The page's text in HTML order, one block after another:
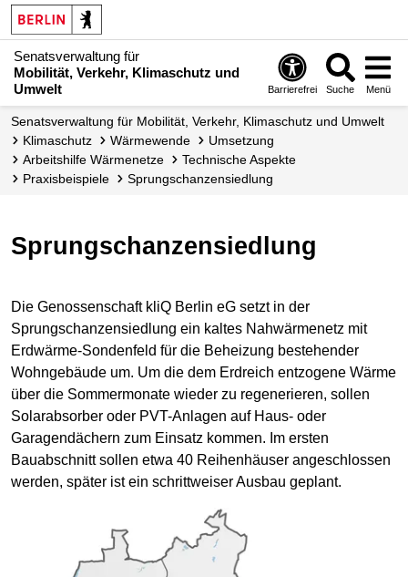
Senatsverwaltung für
Mobilität, Verkehr, Klimaschutz und
Umwelt
Barrierefrei Suche Menü
Senatsverwaltung für Mobilität, Verkehr, Klimaschutz und Umwelt
Klimaschutz
Wärmewende
Umsetzung
Arbeitshilfe Wärmenetze
Technische Aspekte
Praxisbeispiele
Sprungschanzen­siedlung
Sprungschanzensiedlung
Die Genossenschaft kliQ Berlin eG setzt in der
Sprungschanzensiedlung ein kaltes Nahwärmenetz mit
Erdwärme-Sondenfeld für die Beheizung bestehender
Wohngebäude um. Um die dem Erdreich entzogene Wärme
über die Sommermonate wieder zu regenerieren, sollen
Solarabsorber oder PVT-Anlagen auf Haus- oder
Garagendächern zum Einsatz kommen. Im ersten
Bauabschnitt sollen etwa 40 Reihenhäuser angeschlossen
werden, später ist ein schrittweiser Ausbau geplant.